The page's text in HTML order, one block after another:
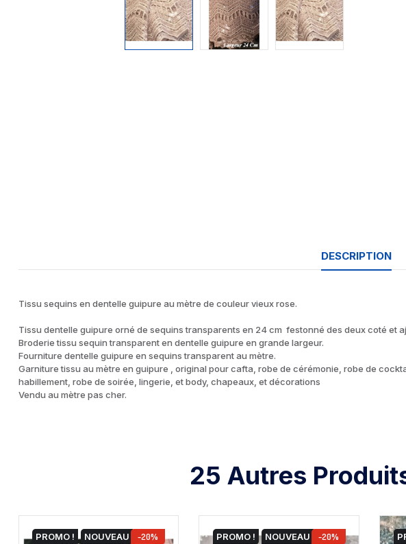
DESCRIPTION
Tissu sequins en dentelle guipure au mètre de couleur vieux rose.
Tissu dentelle guipure orné de sequins transparents en 24 cm festonné des deux coté et
Broderie tissu sequin transparent en dentelle guipure en grande largeur.
Fourniture dentelle guipure en sequins transparent au mètre.
Garniture tissu au mètre en guipure , original pour cafta, robe de cérémonie, robe de
habillement, robe de soirée, lingerie, et body, chapeaux, et décorations
Vendu au mètre pas cher.
25 Autres
PROMO ! NOUVEAU -20% PROMO ! NOUVEAU -20%